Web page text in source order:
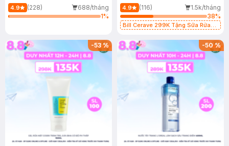
500ml
4.9 (228)
688/tháng
1%
473ml
4.9 (116)
1.5k/tháng
38%
Bill Cerave 299K Tặng Sữa Rửa
-53% -50%